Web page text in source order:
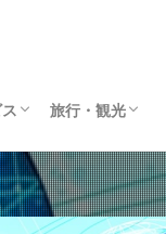
サービス
イト
旅行・観光
国内旅行
海外旅行